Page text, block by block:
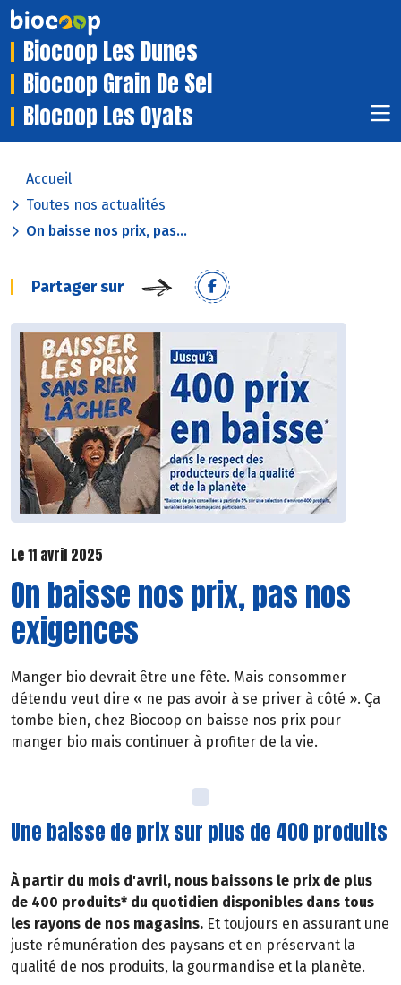
Biocoop Les Dunes
Biocoop Grain De Sel
Biocoop Les Oyats
Accueil
Toutes nos actualités
On baisse nos prix, pas...
Partager sur
Le 11 avril 2025
On baisse nos prix, pas nos
exigences
Manger bio devrait être une fête. Mais consommer
détendu veut dire « ne pas avoir à se priver à côté ». Ça
tombe bien, chez Biocoop on baisse nos prix pour
manger bio mais continuer à profiter de la vie.
Une baisse de prix sur plus de 400 produits
À partir du mois d'avril, nous baissons le prix de plus
de 400 produits* du quotidien disponibles dans tous
les rayons de nos magasins. Et toujours en assurant une
juste rémunération des paysans et en préservant la
qualité de nos produits, la gourmandise et la planète.